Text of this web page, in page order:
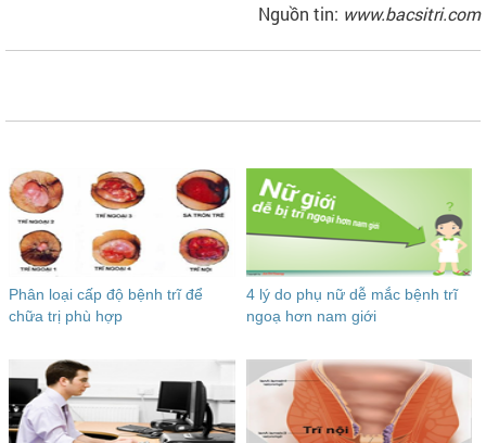
Nguồn tin: www.bacsitri.com
Phân loại cấp độ bệnh trĩ để
chữa trị phù hợp
4 lý do phụ nữ dễ mắc bệnh trĩ
ngoạ hơn nam giới